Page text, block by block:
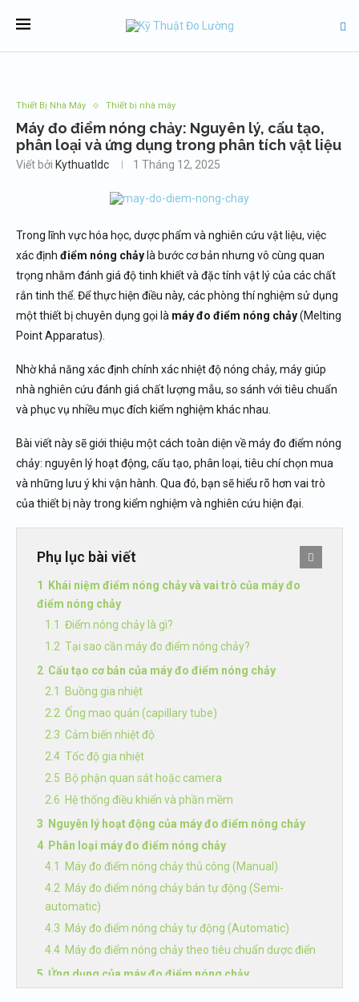
Thiết Bị Nhà Máy Thiết bị nhà máy
Máy đo điểm nóng chảy: Nguyên lý, cấu tạo,
phân loại và ứng dụng trong phân tích vật liệu
Viết bởi Kythuatldc 1 Tháng 12, 2025
Trong lĩnh vực hóa học, dược phẩm và nghiên cứu vật liệu, việc
xác định điểm nóng chảy là bước cơ bản nhưng vô cùng quan
trọng nhằm đánh giá độ tinh khiết và đặc tính vật lý của các chất
rắn tinh thể. Để thực hiện điều này, các phòng thí nghiệm sử dụng
một thiết bị chuyên dụng gọi là máy đo điểm nóng chảy(Melting
Point Apparatus).
Nhờ khả năng xác định chính xác nhiệt độ nóng chảy, máy giúp
nhà nghiên cứu đánh giá chất lượng mẫu, so sánh với tiêu chuẩn
và phục vụ nhiều mục đích kiểm nghiệm khác nhau.
Bài viết này sẽ giới thiệu một cách toàn diện về máy đo điểm nóng
chảy: nguyên lý hoạt động, cấu tạo, phân loại, tiêu chí chọn mua
và những lưu ý khi vận hành. Qua đó, bạn sẽ hiểu rõ hơn vai trò
của thiết bị này trong kiểm nghiệm và nghiên cứu hiện đại.
Phụ lục bài viết
Khái niệm điểm nóng chảy và vai trò của máy đo
điểm nóng chảy
Điểm nóng chảy là gì?
Tại sao cần máy đo điểm nóng chảy?
Cấu tạo cơ bản của máy đo điểm nóng chảy
Buồng gia nhiệt
Ống mao quản (capillary tube)
Cảm biến nhiệt độ
Tốc độ gia nhiệt
Bộ phận quan sát hoặc camera
Hệ thống điều khiển và phần mềm
Nguyên lý hoạt động của máy đo điểm nóng chảy
Phân loại máy đo điểm nóng chảy
Máy đo điểm nóng chảy thủ công (Manual)
Máy đo điểm nóng chảy bán tự động (Semi-
automatic)
Máy đo điểm nóng chảy tự động (Automatic)
Máy đo điểm nóng chảy theo tiêu chuẩn dược điển
Ứng dụng của máy đo điểm nóng chảy